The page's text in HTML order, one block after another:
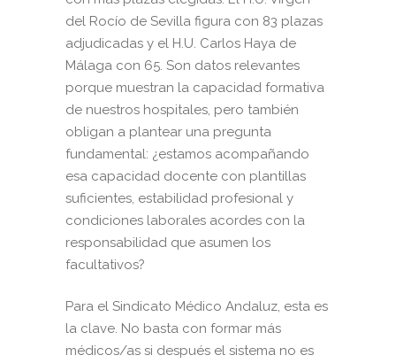
del Rocío de Sevilla figura con 83 plazas
adjudicadas y el H.U. Carlos Haya de
Málaga con 65. Son datos relevantes
porque muestran la capacidad formativa
de nuestros hospitales, pero también
obligan a plantear una pregunta
fundamental: ¿estamos acompañando
esa capacidad docente con plantillas
suficientes, estabilidad profesional y
condiciones laborales acordes con la
responsabilidad que asumen los
facultativos?
Para el Sindicato Médico Andaluz, esta es
la clave. No basta con formar más
médicos/as si después el sistema no es